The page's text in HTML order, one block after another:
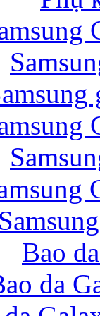
da Samsung
Bao da Galaxy
Nắp lưng Samsung
Bao
da